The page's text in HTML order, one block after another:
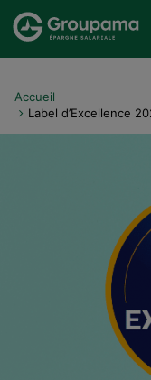
Aller au menu
Aller au
Accueil
Label d’Excellence